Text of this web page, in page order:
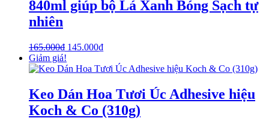
840ml giúp bộ Lá Xanh Bóng Sạch tự
nhiên
165.000₫ 145.000₫
Giảm giá!
Keo Dán Hoa Tươi Úc Adhesive hiệu
Koch & Co (310g)